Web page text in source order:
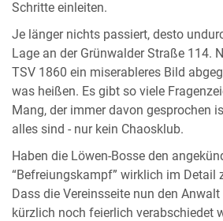
Schritte einleiten.
Je länger nichts passiert, desto
Lage an der Grünwalder Straße 114.
TSV 1860 ein miserableres Bild
was heißen. Es gibt so viele
Mang, der immer davon gesprochen
alles sind - nur kein Chaosklub.
Haben die Löwen-Bosse den
“Befreiungskampf” wirklich im Detail
Dass die Vereinsseite nun den
kürzlich noch feierlich verabschiedet